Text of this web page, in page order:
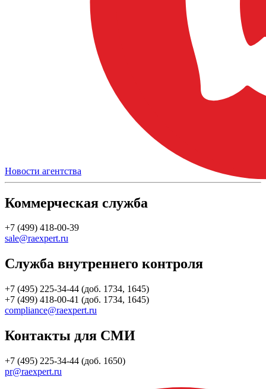
Новости агентства
Коммерческая служба
+7 (499) 418-00-39
sale@raexpert.ru
Служба внутреннего контроля
+7 (495) 225-34-44 (доб. 1734, 1645)
+7 (499) 418-00-41 (доб. 1734, 1645)
compliance@raexpert.ru
Контакты для СМИ
+7 (495) 225-34-44 (доб. 1650)
pr@raexpert.ru